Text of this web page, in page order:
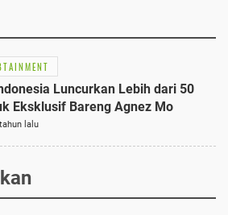
Luncurkan Lebih dari 50
Eksklusif Bareng Agnez Mo
lalu